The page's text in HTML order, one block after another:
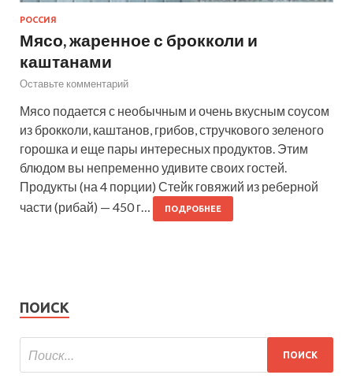
РОССИЯ
Мясо, жаренное с брокколи и
каштанами
Оставьте комментарий
Мясо подается с необычным и очень вкусным соусом
из брокколи, каштанов, грибов, стручкового зеленого
горошка и еще пары интересных продуктов. Этим
блюдом вы непременно удивите своих гостей.
Продукты (на 4 порции) Стейк говяжий из реберной
части (рибай) — 450 г…
ПОДРОБНЕЕ
ПОИСК